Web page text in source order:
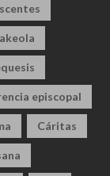
episcopal
Cáritas